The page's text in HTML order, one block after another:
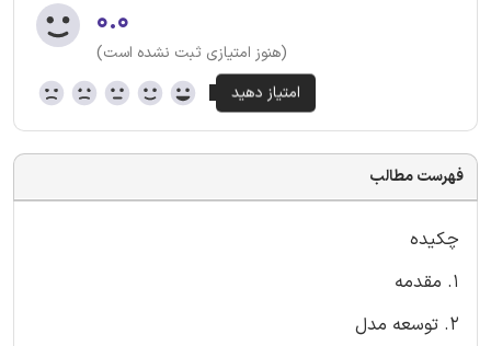
۰.۰
(هنوز امتیازی ثبت نشده است)
فهرست مطالب
چکیده
1. مقدمه
2. توسعه مدل